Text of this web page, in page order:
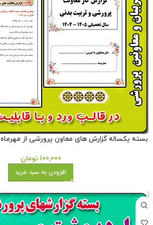
بسته یکساله گزارش های معاون پرورشی از مهرماه 1404 تا خردادماه 1405
100,000 تومان
افزودن به سبد خرید